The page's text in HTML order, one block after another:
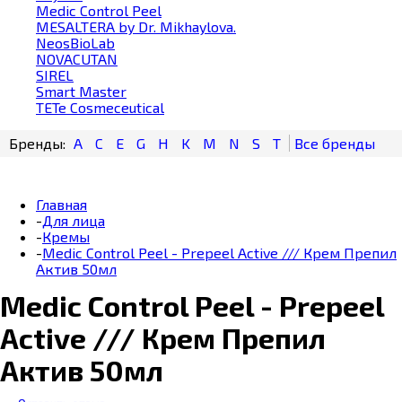
Medic Control Peel
MESALTERA by Dr. Mikhaylova.
NeosBioLab
NOVACUTAN
SIREL
Smart Master
TETe Cosmeceutical
A C E G H K M N S T
Главная
-Для лица
-Кремы
-Medic Control Peel - Prepeel Active /// Крем Препил
Актив 50мл
Medic Control Peel - Prepeel
Active /// Крем Препил
Актив 50мл